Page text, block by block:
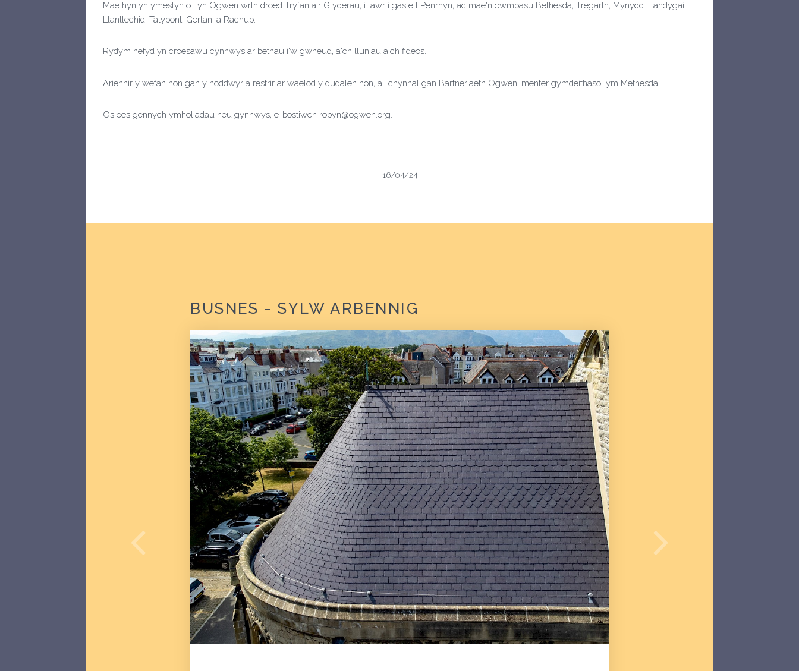
Mae hyn yn ymestyn o Lyn Ogwen wrth droed Tryfan a'r Glyderau, i lawr i gastell Penrhyn, ac mae'n cwmpasu Bethesda, Tregarth, Mynydd Llandygai,
Llanllechid, Talybont, Gerlan, a Rachub.
Rydym hefyd yn croesawu cynnwys ar bethau i'w gwneud, a'ch lluniau a'ch fideos.
Ariennir y wefan hon gan y noddwyr a restrir ar waelod y dudalen hon, a'i chynnal gan Bartneriaeth Ogwen, menter gymdeithasol ym Methesda.
Os oes gennych ymholiadau neu gynnwys, e-bostiwch robyn@ogwen.org.
16/04/24
BUSNES - SYLW ARBENNIG